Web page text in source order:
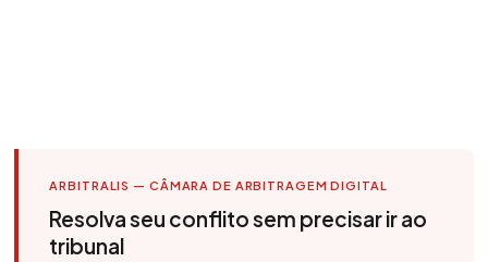
ARBITRALIS — CÂMARA DE ARBITRAGEM DIGITAL
Resolva seu conflito sem precisar ir ao
tribunal